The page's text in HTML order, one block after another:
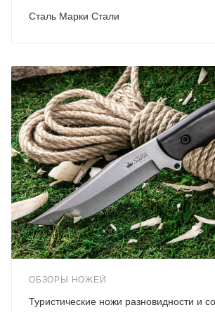
Сталь Марки Стали
ОБЗОРЫ НОЖЕЙ
Туристические ножи разновидности и